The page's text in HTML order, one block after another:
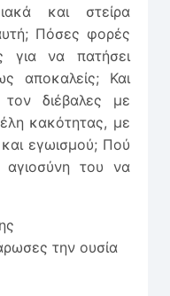
και στείρα
Πόσες φορές
για να πατήσει
αποκαλείς; Και
διέβαλες με
κακότητας, με
εγωισμού; Πού
αγιοσύνη του να
την ουσία